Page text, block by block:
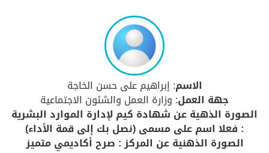
الاسم: إبراهيم على حسن الخاجة
جهة العمل: وزارة العمل والشئون الاجتماعية
الصورة الذهية عن شهادة كيم لإدارة الموارد البشرية
: فعلا اسم على مسمى (نصل بك إلى قمة الأداء)
الصورة الذهنية عن المركز : صرح أكاديمي متميز